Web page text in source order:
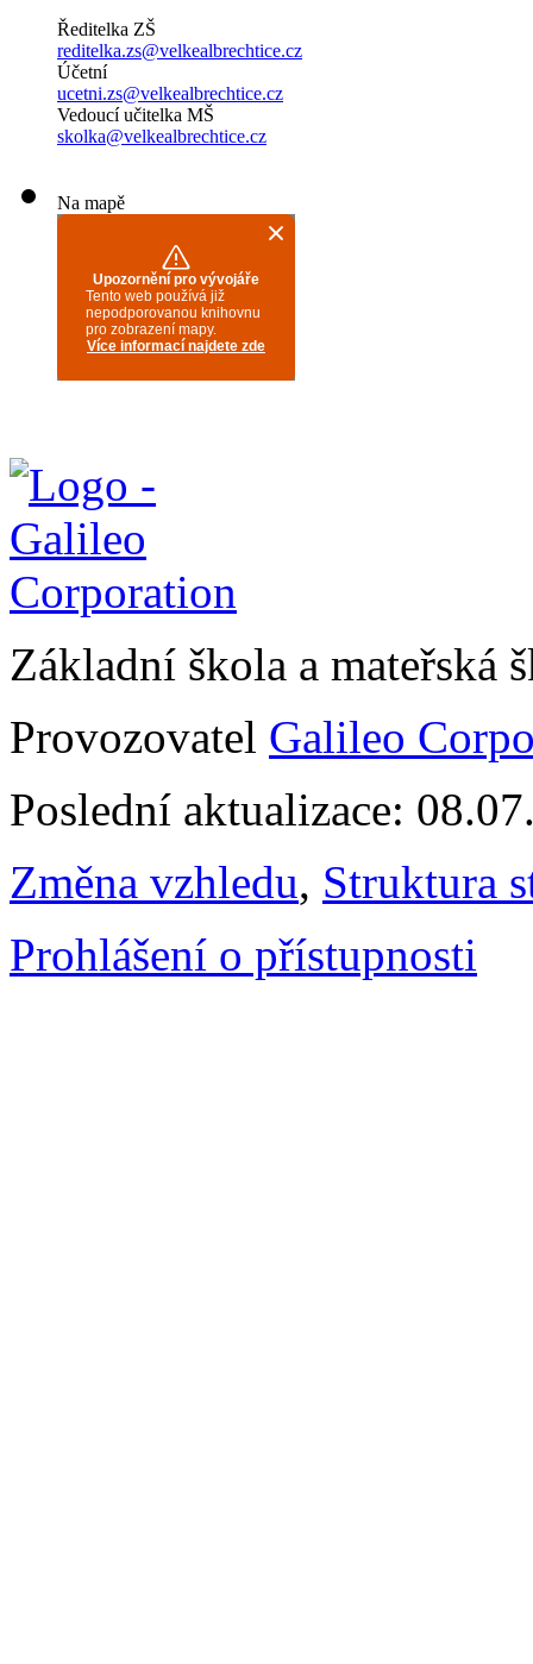
Ředitelka ZŠ
reditelka.zs@velkealbrechtice.cz
Účetní
ucetni.zs@velkealbrechtice.cz
Vedoucí učitelka MŠ
skolka@velkealbrechtice.cz
Na mapě
Základní škola a mateřská
Provozovatel Galileo
Poslední aktualizace:
Změna vzhledu, Struktura
Prohlášení o přístupnosti